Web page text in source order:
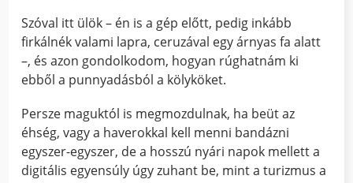
Szóval itt ülök – én is a gép előtt, pedig inkább
firkálnék valami lapra, ceruzával egy árnyas fa alatt
–, és azon gondolkodom, hogyan rúghatnám ki
ebből a punnyadásból a kölyköket.
Persze maguktól is megmozdulnak, ha beüt az
éhség, vagy a haverokkal kell menni bandázni
egyszer-egyszer, de a hosszú nyári napok mellett a
digitális egyensúly úgy zuhant be, mint a turizmus a